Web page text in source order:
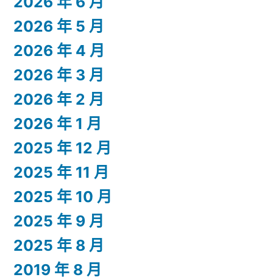
2026 年 5 月
2026 年 4 月
2026 年 3 月
2026 年 2 月
2026 年 1 月
2025 年 12 月
2025 年 11 月
2025 年 10 月
2025 年 9 月
2025 年 8 月
2019 年 8 月